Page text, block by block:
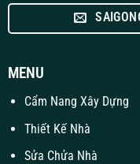
MENU
Cẩm Nang Xây Dựng
Thiết Kế Nhà
Sửa Chửa Nhà